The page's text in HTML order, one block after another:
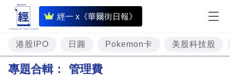
經一 x《華爾街日報》
即
時
財
經
港股IPO 日圓 Pokemon卡 美股科技股
專題合輯： 管理費